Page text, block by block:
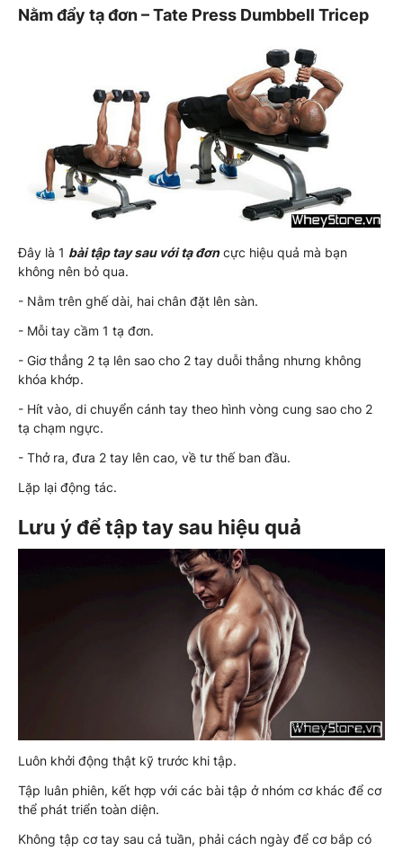
Nằm đẩy tạ đơn – Tate Press Dumbbell Tricep
Đây là 1 bài tập tay sau với tạ đơncực hiệu quả mà bạn
không nên bỏ qua.
- Nằm trên ghế dài, hai chân đặt lên sàn.
- Mỗi tay cầm 1 tạ đơn.
- Giơ thẳng 2 tạ lên sao cho 2 tay duỗi thẳng nhưng không
khóa khớp.
- Hít vào, di chuyển cánh tay theo hình vòng cung sao cho 2
tạ chạm ngực.
- Thở ra, đưa 2 tay lên cao, về tư thế ban đầu.
Lặp lại động tác.
Lưu ý để tập tay sau hiệu quả
Luôn khởi động thật kỹ trước khi tập.
Tập luân phiên, kết hợp với các bài tập ở nhóm cơ khác để cơ
thể phát triển toàn diện.
Không tập cơ tay sau cả tuần, phải cách ngày để cơ bắp có